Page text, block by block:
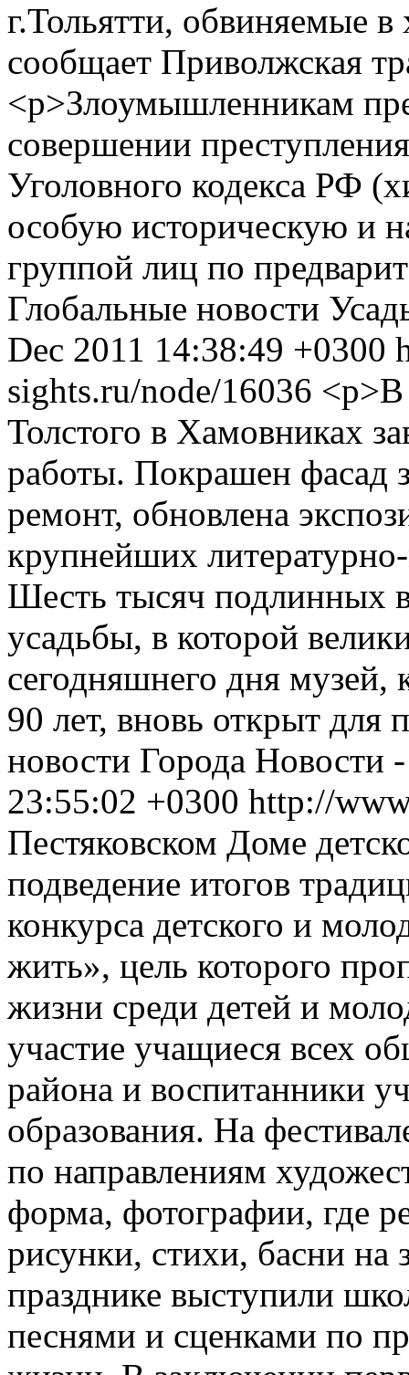
г.Тольятти, обвиняемые
сообщает Приволжская
<p>Злоумышленникам
совершении
Уголовного кодекса РФ
особую историческую и
группой лиц по
Глобальные новости
Dec 2011 14:38:49 +0300
sights.ru/node/16036 <p>В
Толстого в Хамовниках
работы. Покрашен фасад
ремонт, обновлена
крупнейших
Шесть тысяч подлинных
усадьбы, в которой
сегодняшнего дня музей,
90 лет, вновь открыт для
новости Города Новости
23:55:02 +0300 http://
Пестяковском Доме
подведение итогов
конкурса детского и
жить», цель которого
жизни среди детей и
участие учащиеся всех
района и воспитанники
образования. На
по направлениям
форма, фотографии, где
рисунки, стихи, басни на
празднике выступили
песнями и сценками по